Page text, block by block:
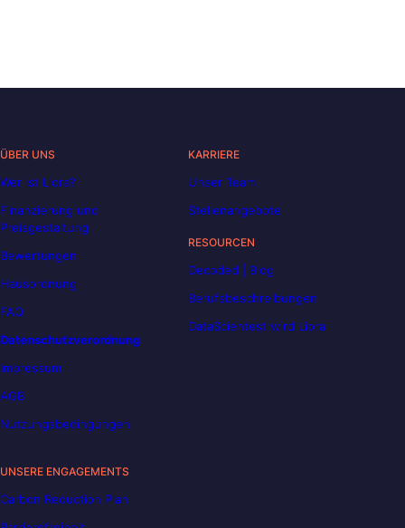
ÜBER UNS
Wer ist Liora?
Finanzierung und
Preisgestaltung
Bewertungen
Hausordnung
FAQ
Datenschutzverordnung
Impressum
AGB
Nutzungsbedingungen
KARRIERE
Unser Team
Stellenangebote
RESOURCEN
Decoded | Blog
Berufsbeschreibungen
DataScientest wird Liora
UNSERE ENGAGEMENTS
Carbon Reduction Plan